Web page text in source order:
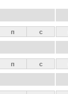
п с
п с